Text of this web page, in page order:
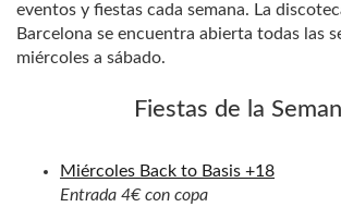
eventos y fiestas cada semana. La
Barcelona se encuentra abierta todas las
miércoles a sábado.
Fiestas de la
Miércoles Back to Basis +18
Entrada 4€ con copa